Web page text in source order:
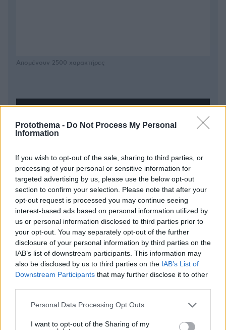
Protothema - Do Not Process My Personal
Information
If you wish to opt-out of the sale, sharing to third parties, or
processing of your personal or sensitive information for
targeted advertising by us, please use the below opt-out
section to confirm your selection. Please note that after your
opt-out request is processed you may continue seeing
interest-based ads based on personal information utilized by
us or personal information disclosed to third parties prior to
your opt-out. You may separately opt-out of the further
disclosure of your personal information by third parties on the
IAB’s list of downstream participants. This information may
also be disclosed by us to third parties on the IAB’s List of
Downstream Participants that may further disclose it to other
Please note that this website/app uses one or more Google
not limited to your visit or usage behaviour. You may click to
Personal Data Processing Opt Outs
I want to opt-out of the Sharing of my
Απομένουν 2500 χαρακτήρες
ΡΟΗ ΕΙΔΗΣΕΩΝ
Ειδήσεις Δημοφιλή Σχολιασμένα
Συγκλονιστικό βίντεο από χειρουργείο την ώρα του
σεισμού των 7,1R στην Ιαπωνία: Τα πάντα κλυδωνίζονται,
δύο προσπάθησαν να προστατεύσουν τον ασθενή
πριν 14 λεπτά
Οι τελευταίες ημέρες του κουταβιού που ζούσε με
λύκους στην Κεντρική Μακεδονία - Γιατί δεν